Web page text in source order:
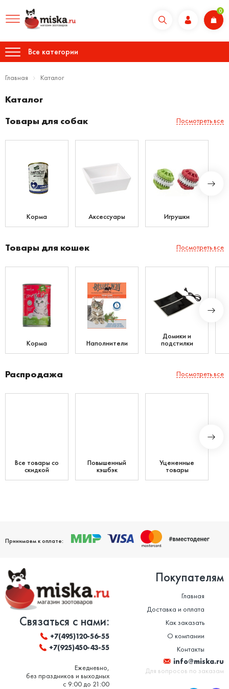
0
Все категории
Главная Каталог
Каталог
Товары для собак
Посмотреть все
Корма Аксессуары Игрушки
Товары для кошек Посмотреть все
Корма Наполнители
Домики и
подстилки
Распродажа Посмотреть все
Все товары со
скидкой
Повышенный
кэшбэк
Уцененные
товары
Принимаем к оплате:
Связаться с нами:
+7(495)120-56-55
+7(925)450-43-55
Ежедневно,
без праздников и выходных
с 9:00 до 21:00
Покупателям
Главная
Доставка и оплата
Как заказать
О компании
Контакты
info@miska.ru
Для вопросов по заказам